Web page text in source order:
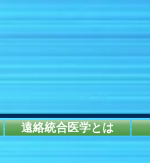
遠絡統合医学とは